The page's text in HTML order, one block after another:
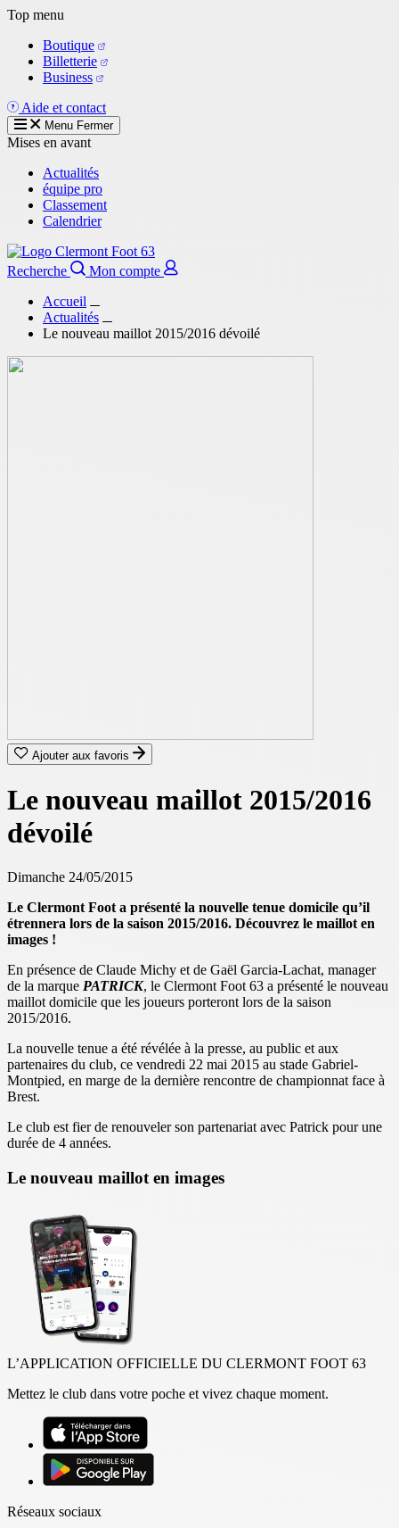
Aller
contenu
principal
Top menu
Boutique
Billetterie
Business
Aide et contact
Menu Fermer
Mises en avant
Actualités
équipe pro
Classement
Calendrier
Recherche
Mon compte
Accueil
Actualités
Le nouveau maillot 2015/2016 dévoilé
Ajouter aux favoris
Le nouveau maillot 2015/2016
dévoilé
Dimanche 24/05/2015
Le Clermont Foot a présenté la nouvelle tenue domicile qu’il
étrennera lors de la saison 2015/2016. Découvrez le maillot en
images !
En présence de Claude Michy et de Gaël Garcia-Lachat, manager
de la marque PATRICK, le Clermont Foot 63 a présenté le nouveau
maillot domicile que les joueurs porteront lors de la saison
2015/2016.
La nouvelle tenue a été révélée à la presse, au public et aux
partenaires du club, ce vendredi 22 mai 2015 au stade Gabriel-
Montpied, en marge de la dernière rencontre de championnat face à
Brest.
Le club est fier de renouveler son partenariat avec Patrick pour une
durée de 4 années.
Le nouveau maillot en images
L’APPLICATION OFFICIELLE DU CLERMONT FOOT 63
Mettez le club dans votre poche et vivez chaque moment.
Réseaux sociaux